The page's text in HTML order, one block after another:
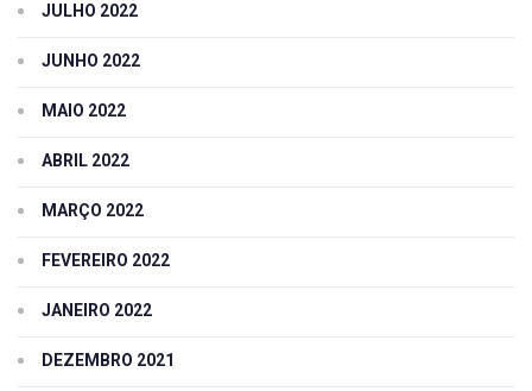
JULHO 2022
JUNHO 2022
MAIO 2022
ABRIL 2022
MARÇO 2022
FEVEREIRO 2022
JANEIRO 2022
DEZEMBRO 2021